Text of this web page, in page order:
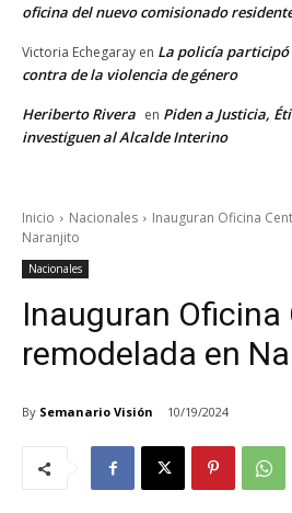
oficina del nuevo comisionado
Victoria Echegaray en La policía
contra de la violencia de género
Heriberto Rivera en Piden a Justicia,
investiguen al Alcalde Interino